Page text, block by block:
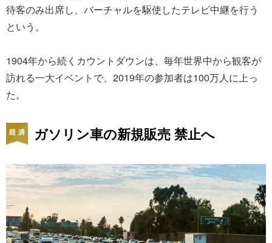
待客のみ出席し、バーチャルを駆使したテレビ中継を行う
という。
1904年から続くカウントダウンは、毎年世界中から観客が
訪れる一大イベントで、2019年の参加者は100万人に上っ
た。
ガソリン車の新規販売 禁止へ